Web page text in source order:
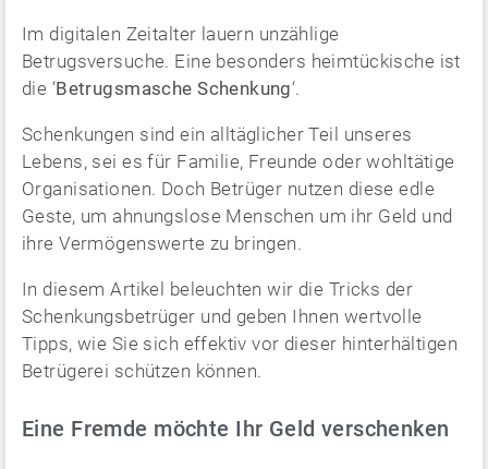
Im digitalen Zeitalter lauern unzählige
Betrugsversuche. Eine besonders heimtückische ist
die ‘Betrugsmasche Schenkung‘.
Schenkungen sind ein alltäglicher Teil unseres
Lebens, sei es für Familie, Freunde oder wohltätige
Organisationen. Doch Betrüger nutzen diese edle
Geste, um ahnungslose Menschen um ihr Geld und
ihre Vermögenswerte zu bringen.
In diesem Artikel beleuchten wir die Tricks der
Schenkungsbetrüger und geben Ihnen wertvolle
Tipps, wie Sie sich effektiv vor dieser hinterhältigen
Betrügerei schützen können.
Eine Fremde möchte Ihr Geld verschenken